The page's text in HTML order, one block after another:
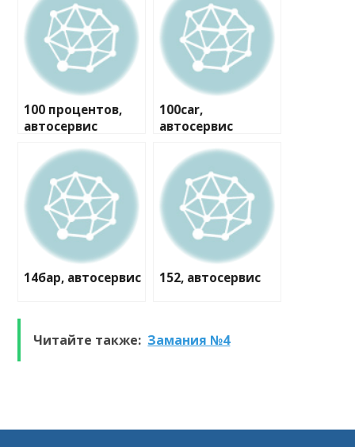
100 процентов,
автосервис
100car,
автосервис
14бар, автосервис 152, автосервис
Читайте также: Замания №4